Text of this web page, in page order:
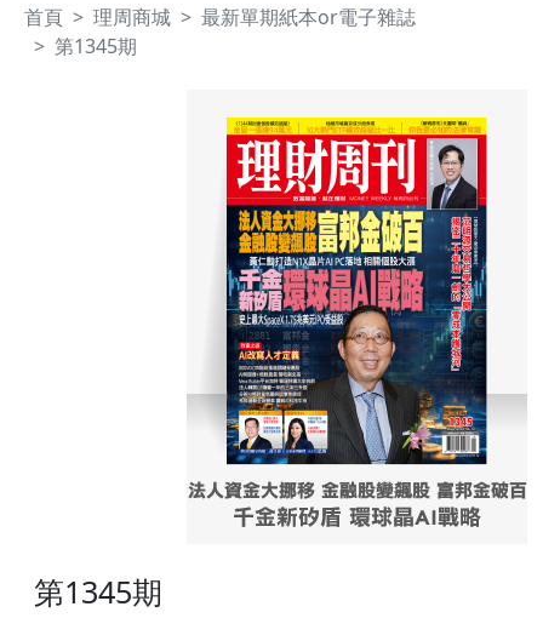
首頁 理周商城
最新單期紙本or電子雜誌
第1345期
第1345期